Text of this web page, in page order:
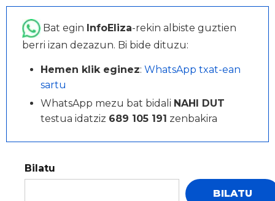
Bat egin InfoEliza-rekin albiste guztien
berri izan dezazun. Bi bide dituzu:
Hemen klik eginez: WhatsApp txat-ean
sartu
WhatsApp mezu bat bidali NAHI DUT
testua idatziz 689 105 191 zenbakira
Bilatu
BILATU